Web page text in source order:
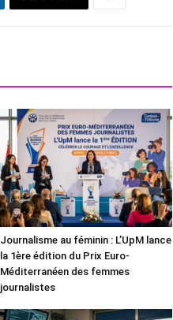
Journalisme au féminin : L’UpM lance
la 1ère édition du Prix Euro-
Méditerranéen des femmes
journalistes